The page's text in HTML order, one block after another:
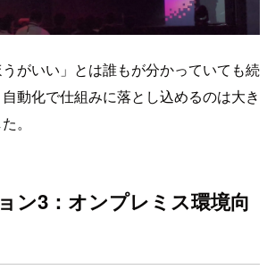
うがいい」とは誰もが分かっていても続
動化で仕組みに落とし込めるのは大き
。
ン3：オンプレミス環境向